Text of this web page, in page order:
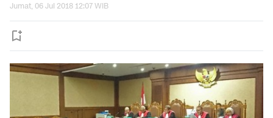
Jumat, 06 Jul 2018 12:07 WIB